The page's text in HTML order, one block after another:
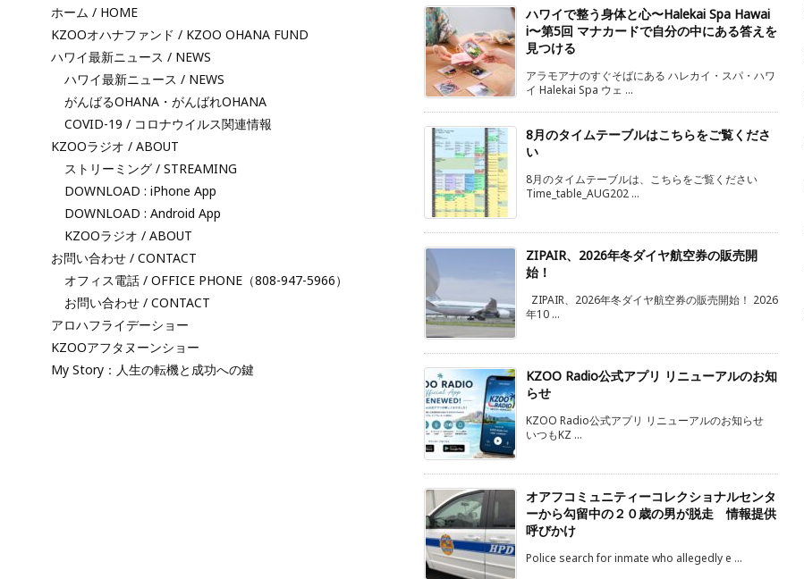
ホーム / HOME
KZOOオハナファンド / KZOO OHANA FUND
ハワイ最新ニュース / NEWS
ハワイ最新ニュース / NEWS
がんばるOHANA・がんばれOHANA
COVID-19 / コロナウイルス関連情報
KZOOラジオ / ABOUT
ストリーミング / STREAMING
DOWNLOAD : iPhone App
DOWNLOAD : Android App
KZOOラジオ / ABOUT
お問い合わせ / CONTACT
オフィス電話 / OFFICE PHONE（808-947-5966）
お問い合わせ / CONTACT
アロハフライデーショー
KZOOアフタヌーンショー
My Story：人生の転機と成功への鍵
ハワイで整う身体と心〜Halekai Spa Hawai
i〜第5回 マナカードで自分の中にある答えを
見つける
アラモアナのすぐそばにある ハレカイ・スパ・ハワ
イ Halekai Spa ウェ ...
8月のタイムテーブルはこちらをご覧くださ
い
8月のタイムテーブルは、こちらをご覧ください
Time_table_AUG202 ...
ZIPAIR、2026年冬ダイヤ航空券の販売開
始！
ZIPAIR、2026年冬ダイヤ航空券の販売開始！ 2026
年10 ...
KZOO Radio公式アプリ リニューアルのお知
らせ
KZOO Radio公式アプリ リニューアルのお知らせ
いつもKZ ...
オアフコミュニティーコレクショナルセンタ
ーから勾留中の２０歳の男が脱走 情報提供
呼びかけ
Police search for inmate who allegedly e ...